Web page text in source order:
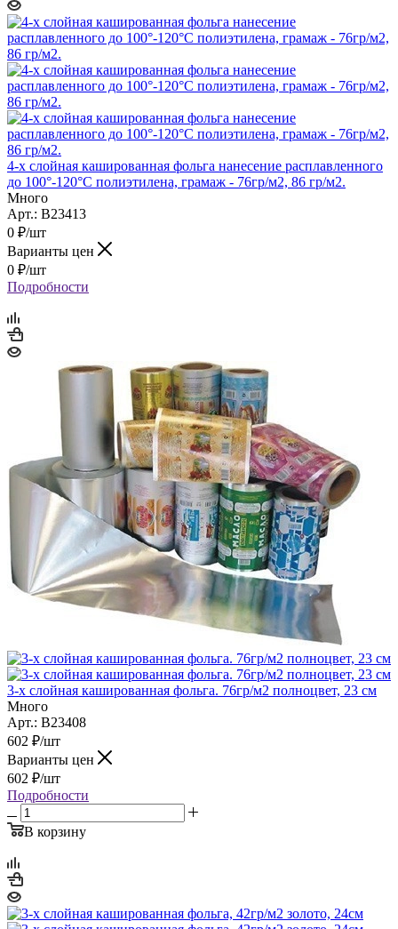
4-х слойная кашированная фольга нанесение расплавленного
до 100°-120°C полиэтилена, грамаж - 76гр/м2, 86 гр/м2.
Много
Арт.: B23413
0 ₽/шт
Варианты цен
0 ₽/шт
Подробности
3-х слойная кашированная фольга. 76гр/м2 полноцвет, 23 см
Много
Арт.: B23408
602 ₽/шт
Варианты цен
602 ₽/шт
Подробности
В корзину